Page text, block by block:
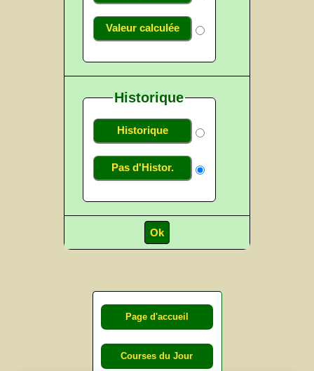
Valeur calculée
Historique
Historique
Pas d'Histor.
Page d'accueil
Courses du Jour